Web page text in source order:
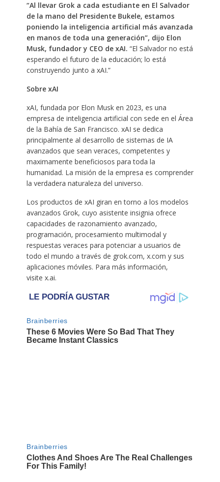
“Al llevar Grok a cada estudiante en El Salvador
de la mano del Presidente Bukele, estamos
poniendo la inteligencia artificial más avanzada
en manos de toda una generación”, dijo Elon
Musk, fundador y CEO de xAI. “El Salvador no está
esperando el futuro de la educación; lo está
construyendo junto a xAI.”
Sobre xAI
xAI, fundada por Elon Musk en 2023, es una
empresa de inteligencia artificial con sede en el Área
de la Bahía de San Francisco. xAI se dedica
principalmente al desarrollo de sistemas de IA
avanzados que sean veraces, competentes y
maximamente beneficiosos para toda la
humanidad. La misión de la empresa es comprender
la verdadera naturaleza del universo.
Los productos de xAI giran en torno a los modelos
avanzados Grok, cuyo asistente insignia ofrece
capacidades de razonamiento avanzado,
programación, procesamiento multimodal y
respuestas veraces para potenciar a usuarios de
todo el mundo a través de grok.com, x.com y sus
aplicaciones móviles. Para más información,
visite x.ai.